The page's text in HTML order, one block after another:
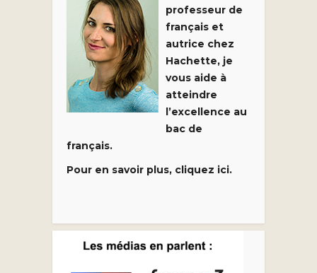
professeur de
français et
autrice chez
Hachette, je
vous aide à
atteindre
l’excellence au
bac de
français.
Pour en savoir plus, cliquez ici.